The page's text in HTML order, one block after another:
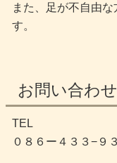
また、足が不自由
す。
お問い合わ
TEL
０８６ー４３３−９